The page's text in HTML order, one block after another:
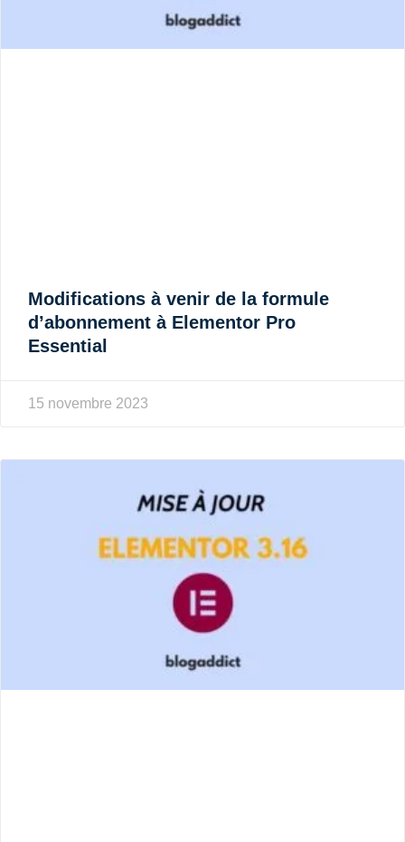
Modifications à venir de la formule
d’abonnement à Elementor Pro
Essential
15 novembre 2023